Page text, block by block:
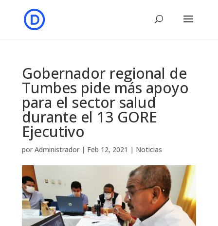
Gobernador regional de
Tumbes pide más apoyo
para el sector salud
durante el 13 GORE
Ejecutivo
por Administrador| Feb 12, 2021 | Noticias